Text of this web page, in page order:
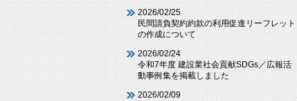
2026/02/25
民間請負契約約款の利用促進リーフレット
の作成について
2026/02/24
令和7年度 建設業社会貢献SDGs／広報活
動事例集を掲載しました
2026/02/09